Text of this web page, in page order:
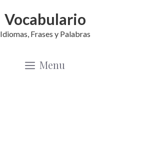
Vocabulario
Idiomas, Frases y Palabras
Menu